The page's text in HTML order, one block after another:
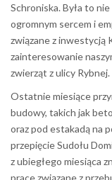
Schroniska. Była to
ogromnym sercem i
związane z inwestycją
zainteresowanie
zwierząt z ulicy Rybnej.
Ostatnie miesiące
budowy, takich jak
oraz pod estakadą na
przepięcie Sudołu
z ubiegłego miesiąca
prace związane z